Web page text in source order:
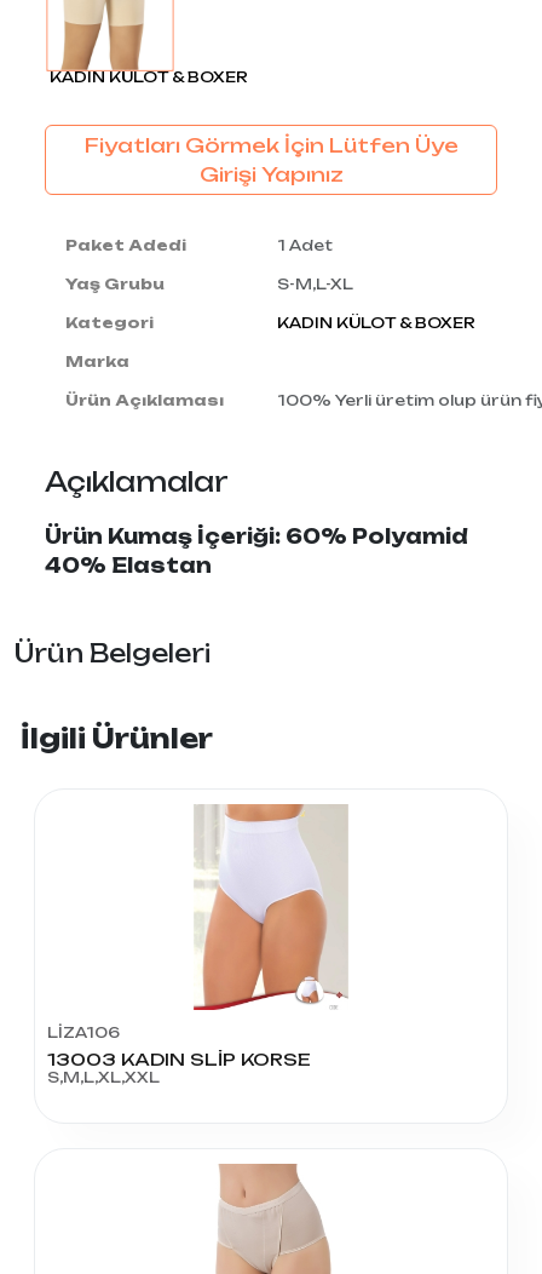
KADIN KÜLOT & BOXER
Fiyatları Görmek İçin Lütfen Üye
Girişi Yapınız
Paket Adedi 1 Adet
Yaş Grubu S-M,L-XL
Kategori KADIN KÜLOT & BOXER
Marka
Ürün Açıklaması 100% Yerli üretim olup ürün
Açıklamalar
Ürün Kumaş İçeriği: 60% Polyamid
40% Elastan
Ürün Belgeleri
İlgili Ürünler
LİZA106
13003 KADIN SLİP KORSE
S,M,L,XL,XXL